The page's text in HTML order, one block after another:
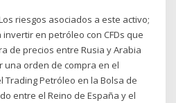
riesgos asociados a este activo;
en petróleo con CFDs que
de precios entre Rusia y Arabia
una orden de compra en el
Trading Petróleo en la Bolsa de
entre el Reino de España y el